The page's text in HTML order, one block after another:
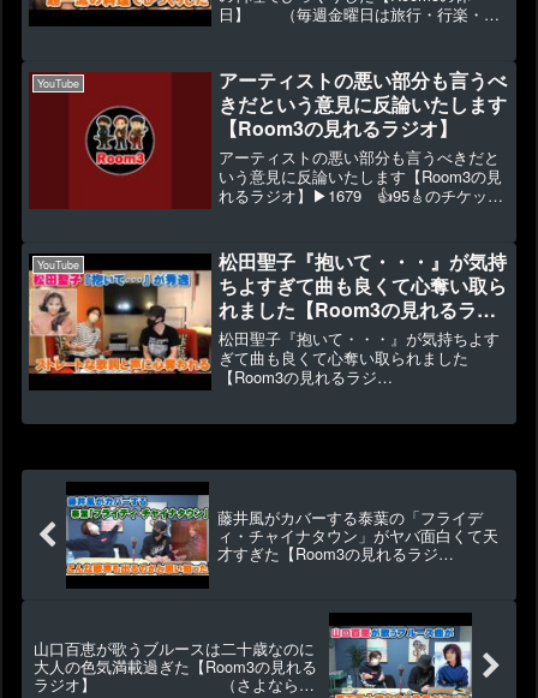
日】 （毎週金曜日は旅行・行楽・グ
の後にたまたま言った居酒屋さん。雑居
ビルの中の小さなお店で...
YouTube
アーティストの悪い部分も言うべ
きだという意見に反論いたします
【Room3の見れるラジオ】
アーティストの悪い部分も言うべきだと
いう意見に反論いたします【Room3の見
れるラジオ】▶1679 👍95🎸のチケット
◆2023年1月～新作グッズ販売 ⇒ ◆視聴
者投稿...
YouTube
松田聖子『抱いて・・・』が気持
ちよすぎて曲も良くて心奪い取ら
れました【Room3の見れるラジ
オ】 （デイビッ
ト・フォスター あなたに逢いた
くて）
松田聖子『抱いて・・・』が気持ちよす
ぎて曲も良くて心奪い取られました
【Room3の見れるラジ
た...
藤井風がカバーする泰葉の「フライデ
ィ・チャイナタウン」がヤバ面白くて天
才すぎた【Room3の見れるラジ
山口百恵が歌うブルースは二十歳なのに
大人の色気満載過ぎた【Room3の見れる
ラジオ】 （さよならの